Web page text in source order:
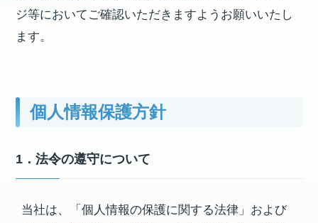
ジ等においてご確認いただきますようお願いいたし
ます。
個人情報保護方針
1．法令の遵守について
当社は、「個人情報の保護に関する法律」および